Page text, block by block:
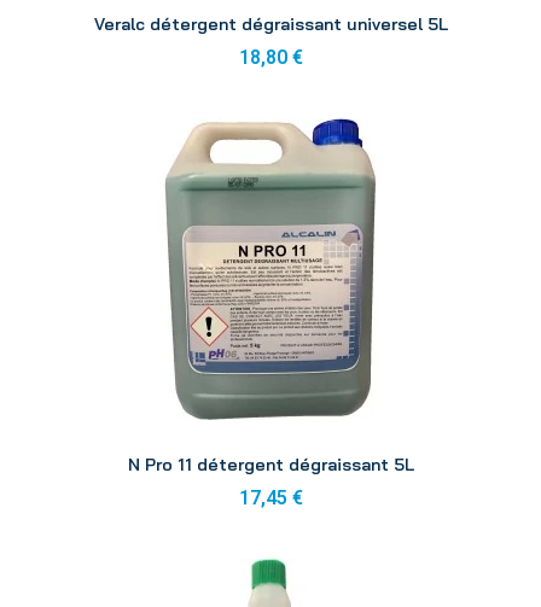
Veralc détergent dégraissant universel 5L
18,80 €
N Pro 11 détergent dégraissant 5L
17,45 €